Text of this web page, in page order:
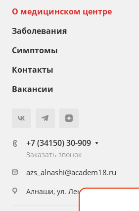
О медицинском центре
Заболевания
Симптомы
Контакты
Вакансии
+7 (34150) 30-909
Заказать звонок
azs_alnashi@academ18.ru
Алнаши, ул. Ленина, д. 56